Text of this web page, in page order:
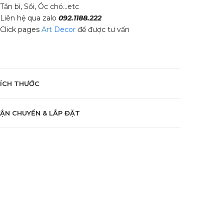
bì, Sồi, Óc chó...etc
hệ qua zalo092.1188.222
pagesArt Decor để được tư vấn
THƯỚC
CHUYỂN & LẮP ĐẶT